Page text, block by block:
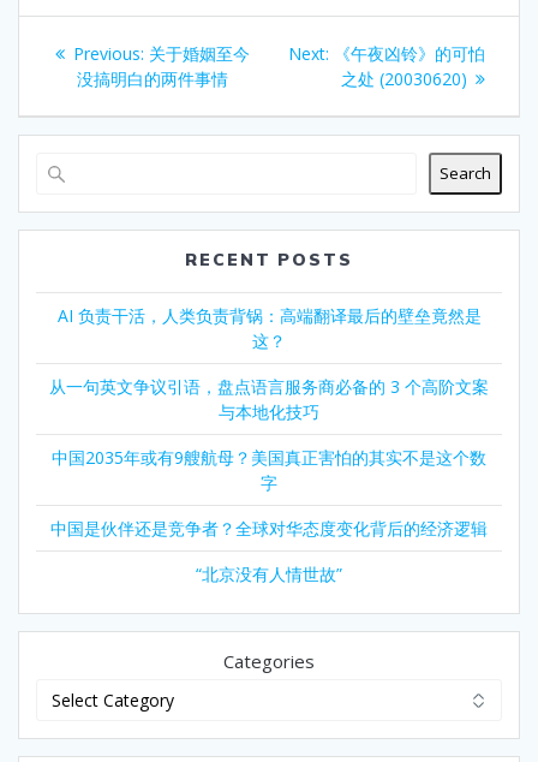
Post
navigation
Previous: Previous
post:
关于婚姻至今
没搞明白的两件事情
Next:
Next
post:
《午夜凶铃》的可怕
之处 (20030620)
Search
RECENT POSTS
AI 负责干活，人类负责背锅：高端翻译最后的壁垒竟然是
这？
从一句英文争议引语，盘点语言服务商必备的 3 个高阶文案
与本地化技巧
中国2035年或有9艘航母？美国真正害怕的其实不是这个数
字
中国是伙伴还是竞争者？全球对华态度变化背后的经济逻辑
“北京没有人情世故”
Categories